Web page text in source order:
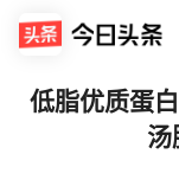
低脂优质蛋